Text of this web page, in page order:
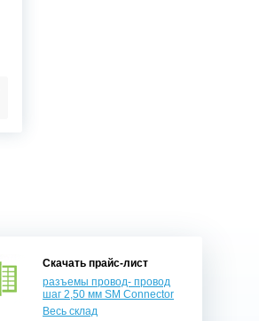
Скачать прайс-лист
разъемы провод- провод
шаг 2,50 мм SM Connector
Весь склад